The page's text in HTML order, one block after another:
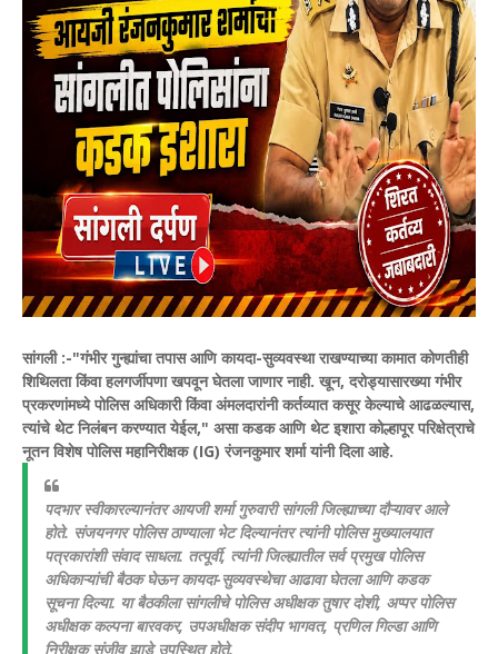
सांगली :-"गंभीर गुन्ह्यांचा तपास आणि कायदा-सुव्यवस्था राखण्याच्या कामात कोणतीही
शिथिलता किंवा हलगर्जीपणा खपवून घेतला जाणार नाही. खून, दरोड्यासारख्या गंभीर
प्रकरणांमध्ये पोलिस अधिकारी किंवा अंमलदारांनी कर्तव्यात कसूर केल्याचे आढळल्यास,
त्यांचे थेट निलंबन करण्यात येईल," असा कडक आणि थेट इशारा कोल्हापूर परिक्षेत्राचे
नूतन विशेष पोलिस महानिरीक्षक (IG) रंजनकुमार शर्मा यांनी दिला आहे.
​पदभार स्वीकारल्यानंतर आयजी शर्मा गुरुवारी सांगली जिल्ह्याच्या दौऱ्यावर आले
होते. संजयनगर पोलिस ठाण्याला भेट दिल्यानंतर त्यांनी पोलिस मुख्यालयात
पत्रकारांशी संवाद साधला. तत्पूर्वी, त्यांनी जिल्ह्यातील सर्व प्रमुख पोलिस
अधिकाऱ्यांची बैठक घेऊन कायदा-सुव्यवस्थेचा आढावा घेतला आणि कडक
सूचना दिल्या. या बैठकीला सांगलीचे पोलिस अधीक्षक तुषार दोशी, अप्‍पर पोलिस
अधीक्षक कल्पना बारवकर, उपअधीक्षक संदीप भागवत, प्रणिल गिल्डा आणि
निरीक्षक संजीव झाडे उपस्थित होते.